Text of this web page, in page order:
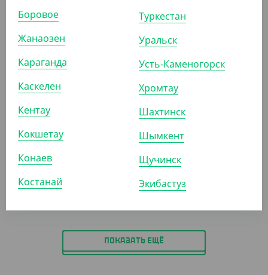
АРТ. 2201504
-10%
6 660
(133.20₸ /ШТ)
ПОКАЗАТЬ ЕЩЁ
Боровое
Жанаозен
Караганда
Каскелен
Кентау
Кокшетау
Конаев
Костанай
Туркестан
Уральск
Усть-Каменогорск
Хромтау
Шахтинск
Шымкент
Щучинск
Экибастуз